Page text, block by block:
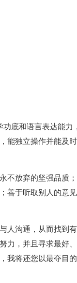
底和语言表达能力
能独立操作并能及
放弃的坚强品质；
善于听取别人的意
沟通，从而找到有
力，并且寻求最好
我将还您以最夺目的